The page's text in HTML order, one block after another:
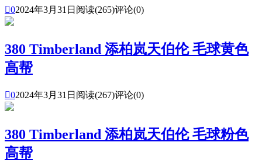
02024年3月31日 阅读(265)评论(0)
380 Timberland 添柏岚天伯伦 毛球黄色
高帮
02024年3月31日 阅读(267)评论(0)
380 Timberland 添柏岚天伯伦 毛球粉色
高帮